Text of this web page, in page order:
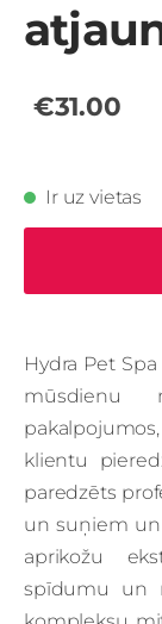
€31.00
Ir uz vietas
Hydra Pet
mūsdienu
klientu
paredzēts
un suņiem
aprikožu
spīdumu un